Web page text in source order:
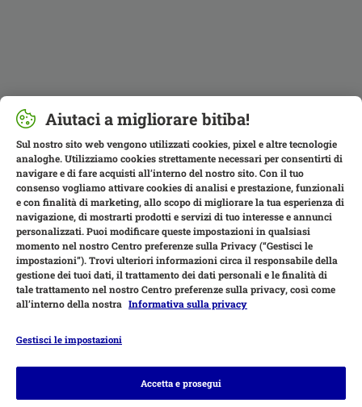
Modalità di pagamento
Aiutaci a migliorare bitiba!
Sul nostro sito web vengono utilizzati cookies, pixel e altre tecnologie
analoghe. Utilizziamo cookies strettamente necessari per consentirti di
navigare e di fare acquisti all’interno del nostro sito. Con il tuo
consenso vogliamo attivare cookies di analisi e prestazione, funzionali
e con finalità di marketing, allo scopo di migliorare la tua esperienza di
navigazione, di mostrarti prodotti e servizi di tuo interesse e annunci
personalizzati. Puoi modificare queste impostazioni in qualsiasi
momento nel nostro Centro preferenze sulla Privacy (“Gestisci le
impostazioni”). Trovi ulteriori informazioni circa il responsabile della
gestione dei tuoi dati, il trattamento dei dati personali e le finalità di
tale trattamento nel nostro Centro preferenze sulla privacy, così come
all’interno della nostra Informativa sulla privacy
Gestisci le impostazioni
Accetta e prosegui